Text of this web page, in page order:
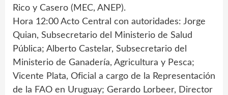
Rico y Casero (MEC, ANEP).
Hora 12:00 Acto Central con autoridades: Jorge
Quian, Subsecretario del Ministerio de Salud
Pública; Alberto Castelar, Subsecretario del
Ministerio de Ganadería, Agricultura y Pesca;
Vicente Plata, Oficial a cargo de la Representación
de la FAO en Uruguay; Gerardo Lorbeer, Director